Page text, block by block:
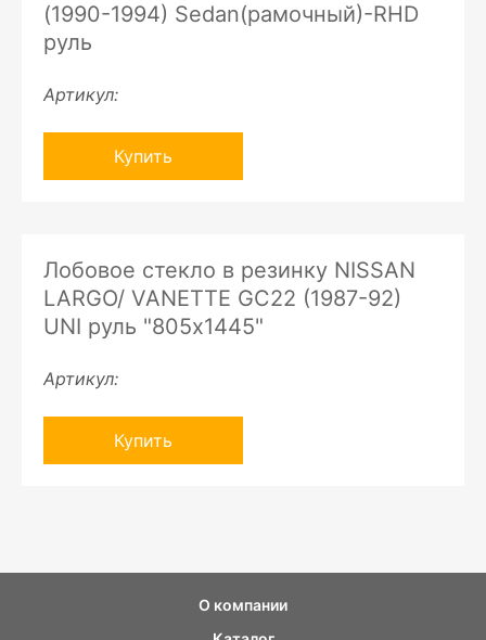
(1990-1994) Sedan(рамочный)-RHD
руль
Артикул:
Купить
Лобовое стекло в резинку NISSAN
LARGO/ VANETTE GC22 (1987-92)
UNI руль "805х1445"
Артикул:
Купить
О компании